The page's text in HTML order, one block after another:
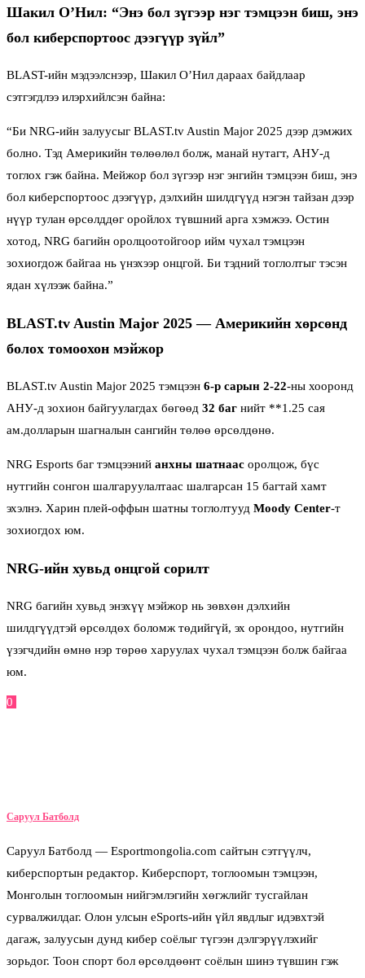
Шакил O’Нил: “Энэ бол зүгээр нэг тэмцээн биш, энэ
бол киберспортоос дээгүүр зүйл”
BLAST-ийн мэдээлснээр, Шакил О’Нил дараах байдлаар
сэтгэгдлээ илэрхийлсэн байна:
“Би NRG-ийн залуусыг BLAST.tv Austin Major 2025 дээр дэмжих
болно. Тэд Америкийн төлөөлөл болж, манай нутагт, АНУ-д
тоглох гэж байна. Мейжор бол зүгээр нэг энгийн тэмцээн биш, энэ
бол киберспортоос дээгүүр, дэлхийн шилдгүүд нэгэн тайзан дээр
нүүр тулан өрсөлддөг оройлох түвшний арга хэмжээ. Остин
хотод, NRG багийн оролцоотойгоор ийм чухал тэмцээн
зохиогдож байгаа нь үнэхээр онцгой. Би тэдний тоглолтыг тэсэн
ядан хүлээж байна.”
BLAST.tv Austin Major 2025 — Америкийн хөрсөнд
болох томоохон мэйжор
BLAST.tv Austin Major 2025 тэмцээн 6-р сарын 2-22-ны хооронд
АНУ-д зохион байгуулагдах бөгөөд 32 баг нийт **1.25 сая
ам.долларын шагналын сангийн төлөө өрсөлдөнө.
NRG Esports баг тэмцээний анхны шатнаас оролцож, бүс
нутгийн сонгон шалгаруулалтаас шалгарсан 15 багтай хамт
эхэлнэ. Харин плей-оффын шатны тоглолтууд Moody Center-т
зохиогдох юм.
NRG-ийн хувьд онцгой сорилт
NRG багийн хувьд энэхүү мэйжор нь зөвхөн дэлхийн
шилдгүүдтэй өрсөлдөх боломж төдийгүй, эх орондоо, нутгийн
үзэгчдийн өмнө нэр төрөө харуулах чухал тэмцээн болж байгаа
юм.
0
Саруул Батболд
Саруул Батболд — Esportmongolia.com сайтын сэтгүүлч,
киберспортын редактор. Киберспорт, тоглоомын тэмцээн,
Монголын тоглоомын нийгэмлэгийн хөгжлийг тусгайлан
сурвалжилдаг. Олон улсын eSports-ийн үйл явдлыг идэвхтэй
дагаж, залуусын дунд кибер соёлыг түгээн дэлгэрүүлэхийг
зорьдог. Тоон спорт бол өрсөлдөөнт соёлын шинэ түвшин гэж